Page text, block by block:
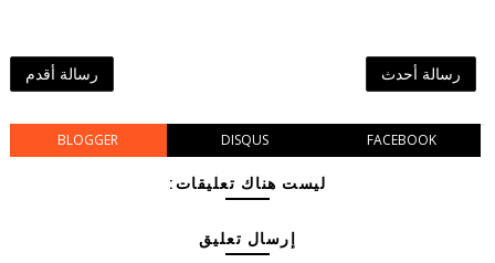
رسالة أحدث رسالة أقدم
BLOGGER DISQUS FACEBOOK
ليست هناك تعليقات:
إرسال تعليق